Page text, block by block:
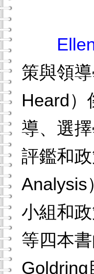
策與領
Heard）
導、選
評鑑和
Analysis
小組和
等四本
Goldring